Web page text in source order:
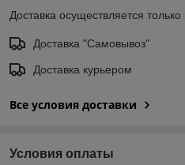
Доставка осуществляется
Доставка "Самовывоз"
Доставка курьером
Все условия доставки
Условия оплаты